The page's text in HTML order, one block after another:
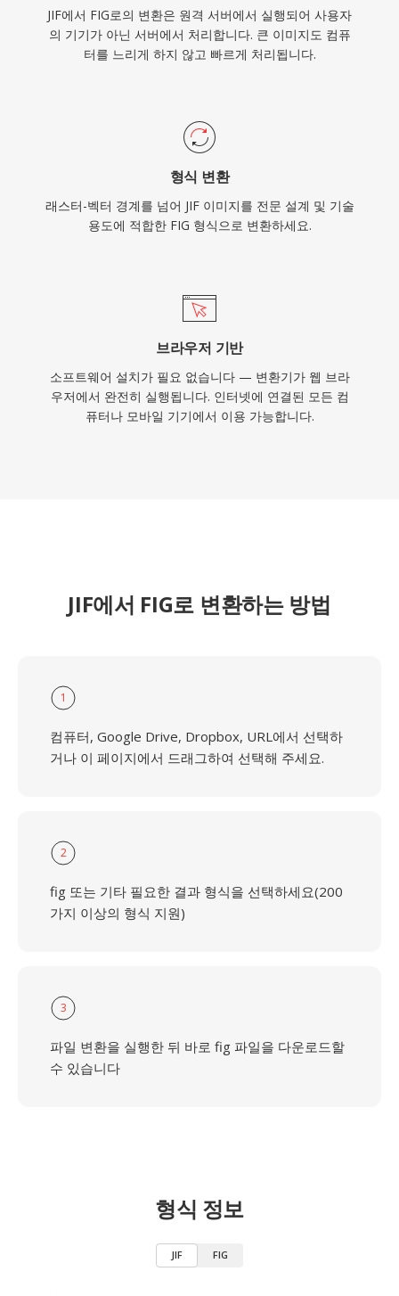
JIF에서 FIG로의 변환은 원격 서버에서 실행되어 사용자
의 기기가 아닌 서버에서 처리합니다. 큰 이미지도 컴퓨
터를 느리게 하지 않고 빠르게 처리됩니다.
형식 변환
래스터-벡터 경계를 넘어 JIF 이미지를 전문 설계 및 기술
용도에 적합한 FIG 형식으로 변환하세요.
브라우저 기반
소프트웨어 설치가 필요 없습니다 — 변환기가 웹 브라
우저에서 완전히 실행됩니다. 인터넷에 연결된 모든 컴
퓨터나 모바일 기기에서 이용 가능합니다.
JIF에서 FIG로 변환하는 방법
1
컴퓨터, Google Drive, Dropbox, URL에서 선택하
거나 이 페이지에서 드래그하여 선택해 주세요.
2
fig 또는 기타 필요한 결과 형식을 선택하세요(200
가지 이상의 형식 지원)
3
파일 변환을 실행한 뒤 바로 fig 파일을 다운로드할
수 있습니다
형식 정보
JIF FIG